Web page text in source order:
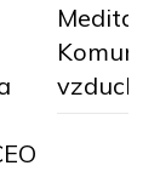
vzduchem